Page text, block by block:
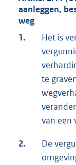
aanleggen,
weg
1.
Het is
te
van een
2.
De